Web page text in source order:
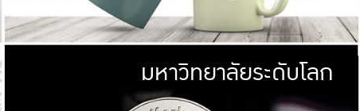
งคม มหาวิทยา
มหาวิทยาลัยระดับโลก